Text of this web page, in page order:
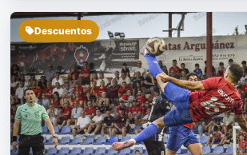
Descuentos